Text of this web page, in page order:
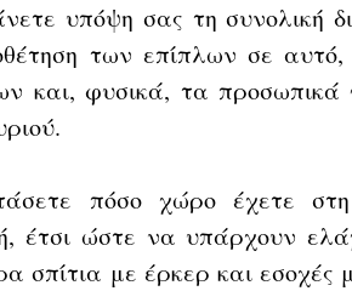
υπόψη σας τη συνολική
των επίπλων σε αυτό,
και, φυσικά, τα προσωπικά
πόσο χώρο έχετε
έτσι ώστε να υπάρχουν
σπίτια με έρκερ και εσοχές